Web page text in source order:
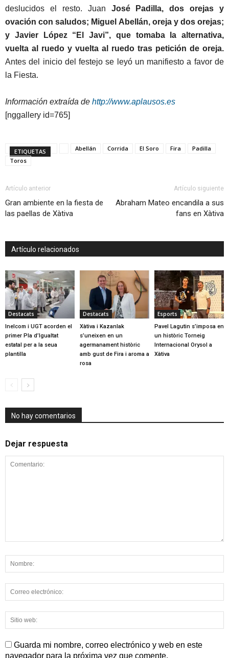
deslucidos el resto. Juan José Padilla, dos orejas y
ovación con saludos; Miguel Abellán, oreja y dos orejas;
y Javier López “El Javi”, que tomaba la alternativa,
vuelta al ruedo y vuelta al ruedo tras petición de oreja.
Antes del inicio del festejo se leyó un manifiesto a favor de
la Fiesta.
Información extraída de http://www.aplausos.es
[nggallery id=765]
ETIQUETAS Abellán Corrida El Soro Fira
Padilla
Toros
Artículo anterior
Gran ambiente en la fiesta de
las paellas de Xàtiva
Artículo siguiente
Abraham Mateo encandila a sus
fans en Xàtiva
Artículo relacionados
Destacats
Inelcom i UGT acorden el
primer Pla d’Igualtat
estatal per a la seua
plantilla
Destacats
Xàtiva i Kazanlak
s’uneixen en un
agermanament històric
amb gust de Fira i aroma a
rosa
Esports
Pavel Lagutin s’imposa en
un històric Torneig
Internacional Orysol a
Xàtiva
No hay comentarios
Dejar respuesta
Guarda mi nombre, correo electrónico y web en este
navegador para la próxima vez que comente.